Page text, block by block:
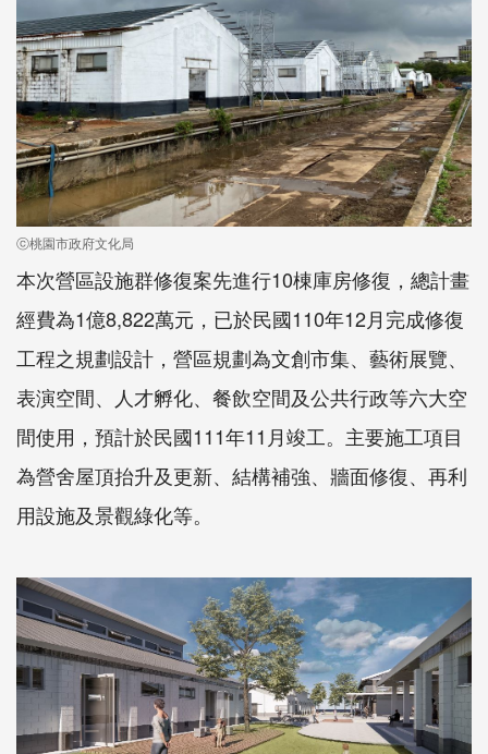
ⓒ桃園市政府文化局
本次營區設施群修復案先進行10棟庫房修復，總計畫
經費為1億8,822萬元，已於民國110年12月完成修復
工程之規劃設計，營區規劃為文創市集、藝術展覽、
表演空間、人才孵化、餐飲空間及公共行政等六大空
間使用，預計於民國111年11月竣工。主要施工項目
為營舍屋頂抬升及更新、結構補強、牆面修復、再利
用設施及景觀綠化等。